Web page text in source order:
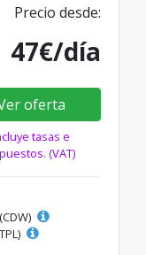
Precio desde:
47€/día
oferta
tasas e
(VAT)